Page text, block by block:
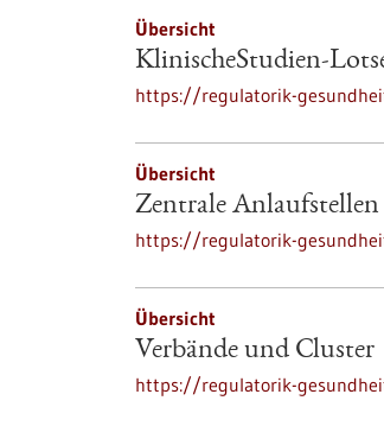
Übersicht
KlinischeStudien-
https://regulatorik-
Übersicht
Zentrale Anlaufstellen
https://regulatorik-
Übersicht
Verbände und Cluster
https://regulatorik-